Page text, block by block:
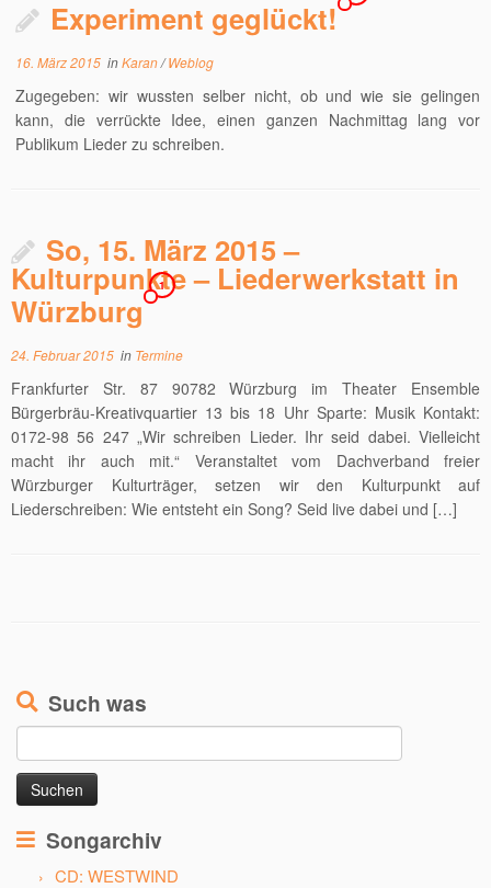
Experiment geglückt!
16. März 2015 inKaran/Weblog
Zugegeben: wir wussten selber nicht, ob und wie sie gelingen
kann, die verrückte Idee, einen ganzen Nachmittag lang vor
Publikum Lieder zu schreiben.
So, 15. März 2015 –
Kulturpunkte – Liederwerkstatt in
Würzburg
1
24. Februar 2015 in Termine
Frankfurter Str. 87 90782 Würzburg im Theater Ensemble
Bürgerbräu-Kreativquartier 13 bis 18 Uhr Sparte: Musik Kontakt:
0172-98 56 247 „Wir schreiben Lieder. Ihr seid dabei. Vielleicht
macht ihr auch mit.“ Veranstaltet vom Dachverband freier
Würzburger Kulturträger, setzen wir den Kulturpunkt auf
Liederschreiben: Wie entsteht ein Song? Seid live dabei und […]
Such was
nach:
Songarchiv
CD: WESTWIND